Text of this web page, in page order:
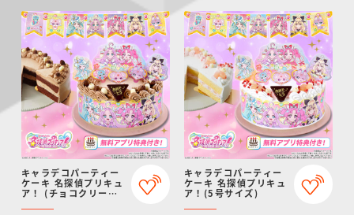
キャラデコパーティー
ケーキ 名探偵プリキュ
ア！ (チョコクリーム)
キャラデコパーティー
ケーキ 名探偵プリキュ
ア！(5号サイズ)